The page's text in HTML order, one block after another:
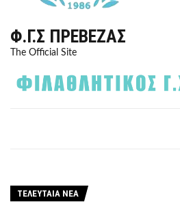
Φ.Γ.Σ ΠΡΈΒΕΖΑΣ
The Official Site
ΤΕΛΕΥΤΑΙΑ ΝΕΑ